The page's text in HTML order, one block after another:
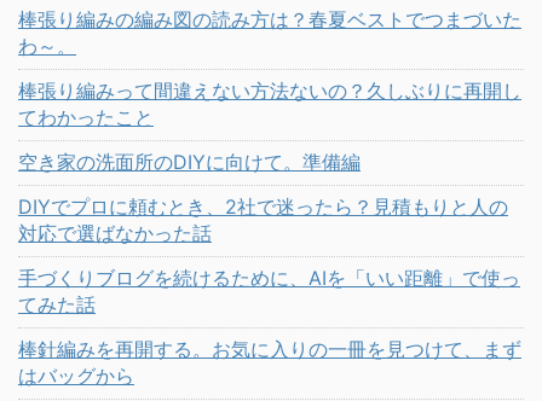
棒張り編みの編み図の読み方は？春夏ベストでつまづいた
わ～。
棒張り編みって間違えない方法ないの？久しぶりに再開し
てわかったこと
空き家の洗面所のDIYに向けて。準備編
DIYでプロに頼むとき、2社で迷ったら？見積もりと人の
対応で選ばなかった話
手づくりブログを続けるために、AIを「いい距離」で使っ
てみた話
棒針編みを再開する。お気に入りの一冊を見つけて、まず
はバッグから